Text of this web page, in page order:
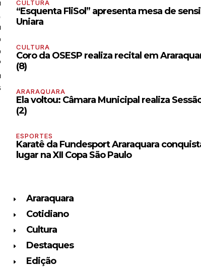
CULTURA
“Esquenta FliSol” apresenta mesa de
Uniara
CULTURA
Coro da OSESP realiza recital em
(8)
ARARAQUARA
Ela voltou: Câmara Municipal realiza
(2)
ESPORTES
Karatê da Fundesport Araraquara
lugar na XII Copa São Paulo
Araraquara
Cotidiano
Cultura
Destaques
Edição